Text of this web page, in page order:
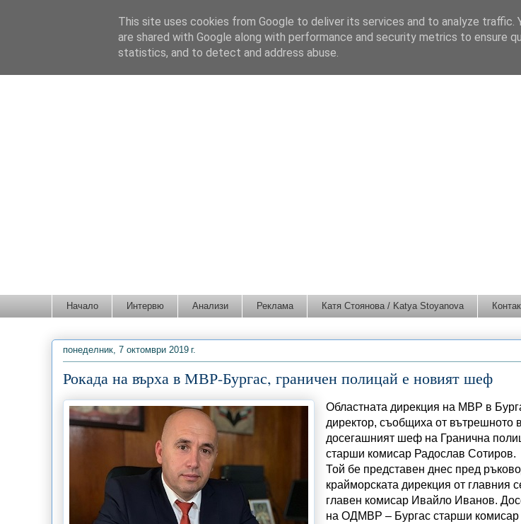
Начало Интервю Анализи Реклама Катя Стоянова / Katya Stoyanova
понеделник, 7 октомври 2019 г.
Рокада на върха в МВР-Бургас, граничен полицай е новият шеф
Областната дирекция на МВР в
директор, съобщиха от вътрешното
досегашният шеф на Гранична
старши комисар Радослав Сотиров.
Той бе представен днес пред
крайморската дирекция от главния
главен комисар Ивайло Иванов.
на ОДМВР – Бургас старши комисар
This site uses cookies from Google to deliver its services and to analyze traffic.
are shared with Google along with performance and security metrics to ensure
statistics, and to detect and address abuse.